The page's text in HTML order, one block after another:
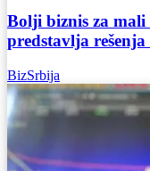
Bolji biznis za
predstavlja rešenja
BizSrbija